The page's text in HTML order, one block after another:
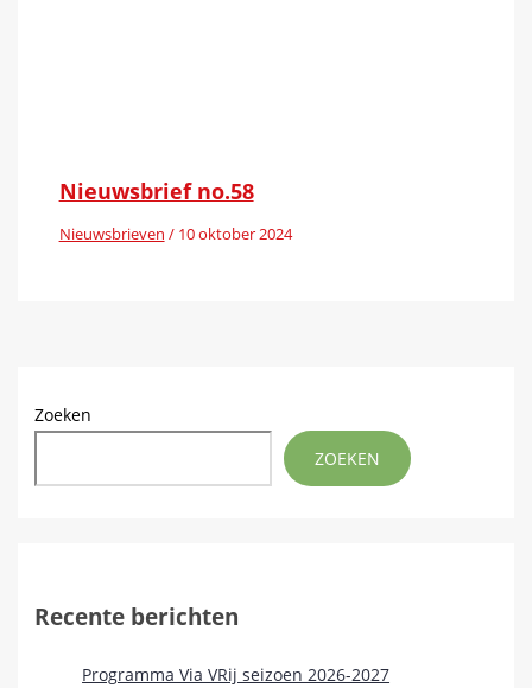
Nieuwsbrief no.58
Nieuwsbrieven / 10 oktober 2024
Zoeken
ZOEKEN
Recente berichten
Programma Via VRij seizoen 2026-2027